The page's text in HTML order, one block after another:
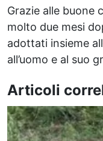
Grazie alle buone
molto due mesi
adottati insieme
all’uomo e al suo
Articoli